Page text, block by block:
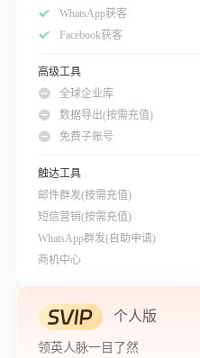
WhatsApp获客
Facebook获客
高级工具
全球企业库
数据导出(按需充值)
免费子账号
触达工具
邮件群发(按需充值)
短信营销(按需充值)
WhatsApp群发(自助申请)
商机中心
个人版
领英人脉一目了然